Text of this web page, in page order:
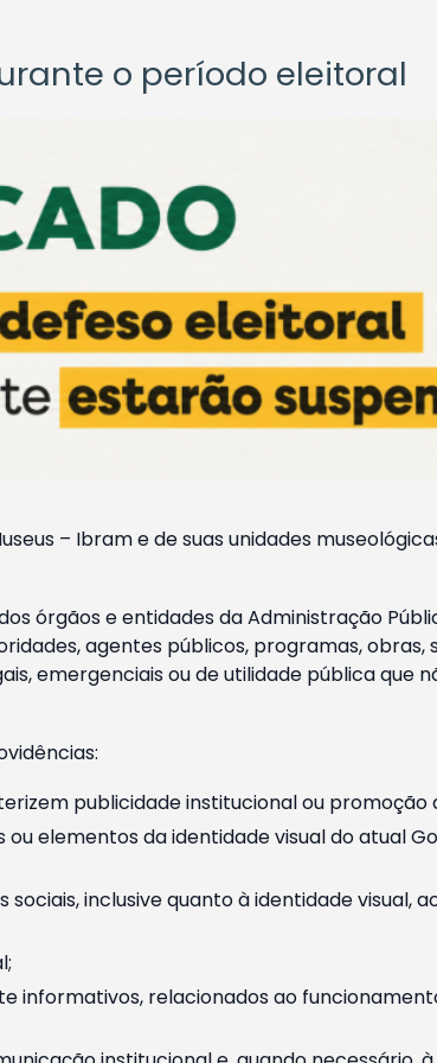
o período eleitoral
– Ibram e de suas unidades
órgãos e entidades da Administração
agentes públicos, programas, obras,
emergenciais ou de utilidade pública que
publicidade institucional ou promoção
elementos da identidade visual do atual
inclusive quanto à identidade visual,
informativos, relacionados ao